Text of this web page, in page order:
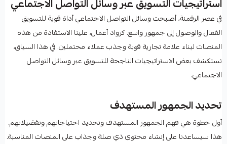
استراتيجيات التسويق عبر وسائل التواصل الاجتماعي
في عصر الرقمنة، أصبحت وسائل التواصل الاجتماعي أداة قوية للتسويق
الفعال والوصول إلى جمهور واسع. كرواد أعمال، علينا الاستفادة من هذه
المنصات لبناء علامة تجارية قوية وجذب عملاء محتملين. في هذا السياق،
نستكشف بعض الاستراتيجيات الناجحة للتسويق عبر وسائل التواصل
الاجتماعي.
تحديد الجمهور المستهدف
أول خطوة هي فهم الجمهور المستهدف وتحديد احتياجاتهم وتفضيلاتهم.
هذا سيساعدنا على إنشاء محتوى ذي صلة وجذاب على المنصات المناسبة.